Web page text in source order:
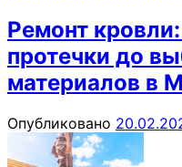
Ремонт
протечки до
материалов в
Опубликовано